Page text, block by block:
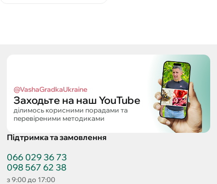
@VashaGradkaUkraine
Заходьте на наш YouTube
ділимось корисними порадами та
перевіреними методиками
Підтримка та замовлення
066 029 36 73
098 567 62 38
з 9:00 до 17:00